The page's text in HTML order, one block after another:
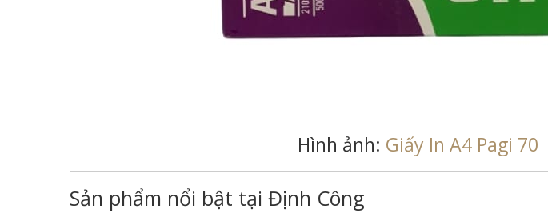
Hình ảnh: Giấy In A4 Pagi 70
Sản phẩm nổi bật tại Định Công